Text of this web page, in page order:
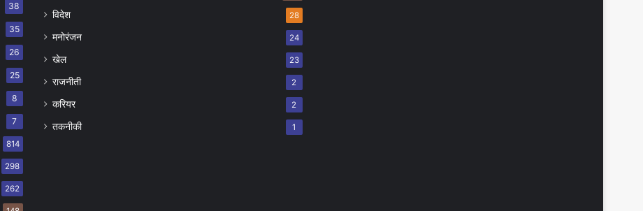
38
35
26
25
8
7
814
298
262
विदेश 28
मनोरंजन 24
खेल 23
राजनीती 2
करियर 2
तकनीकी 1